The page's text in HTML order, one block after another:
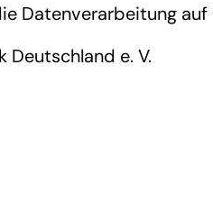
Datenverarbeitung
Deutschland e. V.